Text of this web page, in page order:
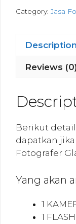
Category: Jasa
Description
Reviews
Berikut
dapatkan
Fotografer
Yang akan
1
1